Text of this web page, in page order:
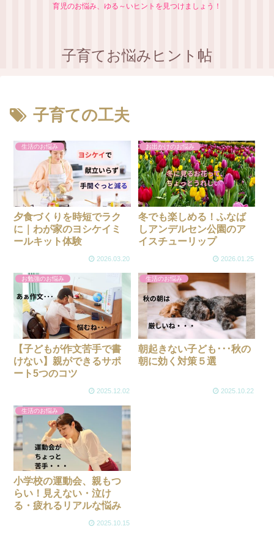
育児のお悩み、ゆる～いヒントを見つけましょう！
子育てお悩みヒント帖
子育ての工夫
生活のお悩み
夕食づくりを時短でラク
に｜わが家のヨシケイミ
ールキット体験
2026.03.20
お出かけのお悩み
冬でも楽しめる！ふなば
しアンデルセン公園のア
イスチューリップ
2026.01.25
お勉強のお悩み
【子どもが作文苦手で書
けない】親ができるサポ
ート5つのコツ
2025.12.02
生活のお悩み
朝起きない子ども･･･秋の
朝に効く対策５選
2025.10.22
生活のお悩み
小学校の運動会、親もつ
らい！見えない・泣け
る・疲れるリアルな悩み
2025.10.15